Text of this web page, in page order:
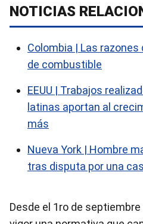
NOTICIAS
Colombia | Las
de combustible
EEUU | Trabajos
latinas aportan al
más
Nueva York | Hombre
tras disputa por una
Desde el 1ro de